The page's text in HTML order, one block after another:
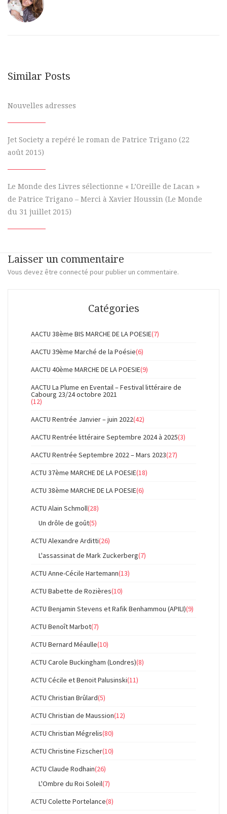
Similar Posts
Nouvelles adresses
Jet Society a repéré le roman de Patrice Trigano (22
août 2015)
Le Monde des Livres sélectionne « L’Oreille de Lacan »
de Patrice Trigano – Merci à Xavier Houssin (Le Monde
du 31 juillet 2015)
Laisser un commentaire
Vous devez être connecté pour publier un commentaire.
Catégories
AACTU 38ème BIS MARCHE DE LA POESIE(7)
AACTU 39ème Marché de la Poésie(6)
AACTU 40ème MARCHE DE LA POESIE(9)
AACTU La Plume en Eventail – Festival littéraire de
Cabourg 23/24 octobre 2021
(12)
AACTU Rentrée Janvier – juin 2022(42)
AACTU Rentrée littéraire Septembre 2024 à 2025(3)
AACTU Rentrée Septembre 2022 – Mars 2023(27)
ACTU 37ème MARCHE DE LA POESIE(18)
ACTU 38ème MARCHE DE LA POESIE(6)
ACTU Alain Schmoll(28)
Un drôle de goût(5)
ACTU Alexandre Arditti(26)
L'assassinat de Mark Zuckerberg(7)
ACTU Anne-Cécile Hartemann(13)
ACTU Babette de Rozières(10)
ACTU Benjamin Stevens et Rafik Benhammou (APILI)(9)
ACTU Benoît Marbot(7)
ACTU Bernard Méaulle(10)
ACTU Carole Buckingham (Londres)(8)
ACTU Cécile et Benoit Palusinski(11)
ACTU Christian Brûlard(5)
ACTU Christian de Maussion(12)
ACTU Christian Mégrelis(80)
ACTU Christine Fizscher(10)
ACTU Claude Rodhain(26)
L'Ombre du Roi Soleil(7)
ACTU Colette Portelance(8)